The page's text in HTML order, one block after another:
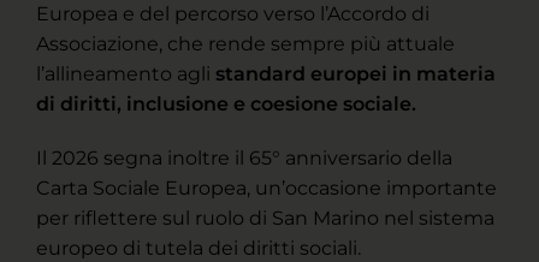
Europea e del percorso verso l’Accordo di
Associazione, che rende sempre più attuale
l’allineamento agli standard europei in materia
di diritti, inclusione e coesione sociale.
Il 2026 segna inoltre il 65° anniversario della
Carta Sociale Europea, un’occasione importante
per riflettere sul ruolo di San Marino nel sistema
europeo di tutela dei diritti sociali.